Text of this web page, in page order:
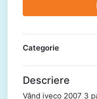
Categorie
Descriere
Vând iveco 2007 3